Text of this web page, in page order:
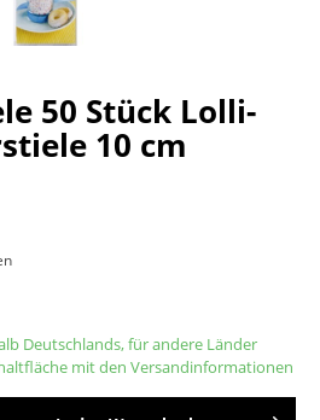
50 Stück Lolli-
10 cm
Deutschlands, für andere Länder
mit den Versandinformationen